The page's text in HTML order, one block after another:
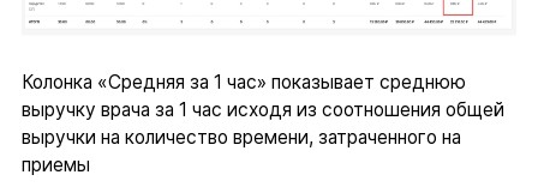
Колонка «Средняя за 1 час» показывает среднюю
выручку врача за 1 час исходя из соотношения общей
выручки на количество времени, затраченного на
приемы